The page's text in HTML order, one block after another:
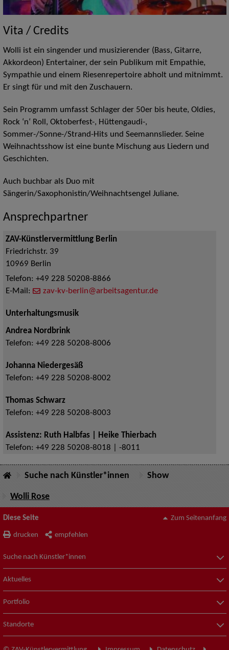
Vita / Credits
Wolli ist ein singender und musizierender (Bass, Gitarre,
Akkordeon) Entertainer, der sein Publikum mit Empathie,
Sympathie und einem Riesenrepertoire abholt und mitnimmt.
Er singt für und mit den Zuschauern.
Sein Programm umfasst Schlager der 50er bis heute, Oldies,
Rock ‘n‘ Roll, Oktoberfest-, Hüttengaudi-,
Sommer-/Sonne-/Strand-Hits und Seemannslieder. Seine
Weihnachtsshow ist eine bunte Mischung aus Liedern und
Geschichten.
Auch buchbar als Duo mit
Sängerin/Saxophonistin/Weihnachtsengel Juliane.
Ansprechpartner
ZAV-Künstlervermittlung Berlin
Friedrichstr. 39
10969 Berlin
Telefon: +49 228 50208-8866
E-Mail:
zav-kv-berlin@arbeitsagentur.de
Unterhaltungsmusik
Andrea Nordbrink
Telefon: +49 228 50208-8006
Johanna Niedergesäß
Telefon: +49 228 50208-8002
Thomas Schwarz
Telefon: +49 228 50208-8003
Assistenz: Ruth Halbfas | Heike Thierbach
Telefon: +49 228 50208-8018 | -8011
Suche nach Künstler*innen Show
Wolli Rose
Diese Seite
drucken empfehlen
Zum Seitenanfang
Suche nach Künstler*innen
Aktuelles
Portfolio
Standorte